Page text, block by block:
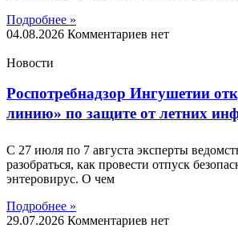
Подробнее »
04.08.2026 Комментариев нет
Новости
Роспотребнадзор Ингушетии
линию» по защите от летних
С 27 июля по 7 августа эксперты
разобраться, как провести отпуск
энтеровирус. О чем
Подробнее »
29.07.2026 Комментариев нет